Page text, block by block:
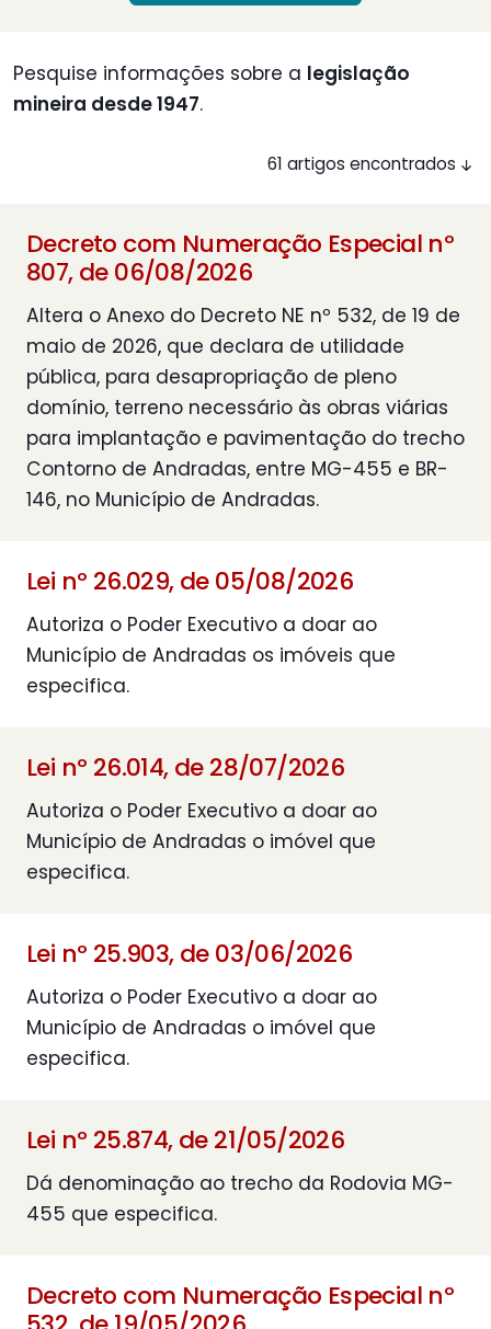
Pesquise informações sobre a legislação
mineira desde 1947.
61 artigos encontrados
Decreto com Numeração Especial nº
807, de 06/08/2026
Altera o Anexo do Decreto NE nº 532, de 19 de
maio de 2026, que declara de utilidade
pública, para desapropriação de pleno
domínio, terreno necessário às obras viárias
para implantação e pavimentação do trecho
Contorno de Andradas, entre MG-455 e BR-
146, no Município de Andradas.
Lei nº 26.029, de 05/08/2026
Autoriza o Poder Executivo a doar ao
Município de Andradas os imóveis que
especifica.
Lei nº 26.014, de 28/07/2026
Autoriza o Poder Executivo a doar ao
Município de Andradas o imóvel que
especifica.
Lei nº 25.903, de 03/06/2026
Autoriza o Poder Executivo a doar ao
Município de Andradas o imóvel que
especifica.
Lei nº 25.874, de 21/05/2026
Dá denominação ao trecho da Rodovia MG-
455 que especifica.
Decreto com Numeração Especial nº